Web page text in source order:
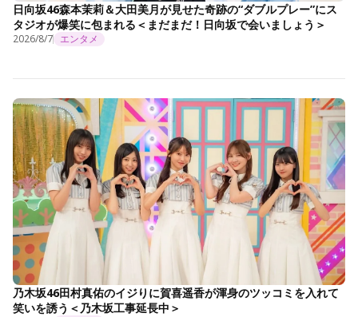
日向坂46森本茉莉＆大田美月が見せた奇跡の“ダブルプレー”にス
タジオが爆笑に包まれる＜まだまだ！日向坂で会いましょう＞
2026/8/7 エンタメ
乃木坂46田村真佑のイジりに賀喜遥香が渾身のツッコミを入れて
笑いを誘う＜乃木坂工事延長中＞